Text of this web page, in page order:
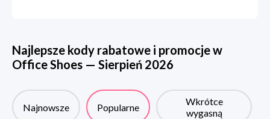
Najlepsze kody rabatowe i promocje w
Office Shoes — Sierpień 2026
Najnowsze Popularne
Wkrótce
wygasną